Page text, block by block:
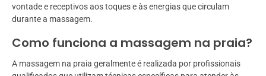
vontade e receptivos aos toques e às energias que circulam
durante a massagem.
Como funciona a massagem na praia?
A massagem na praia geralmente é realizada por profissionais